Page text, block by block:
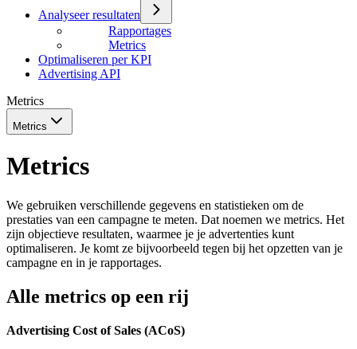
Analyseer resultaten
Rapportages
Metrics
Optimaliseren per KPI
Advertising API
Metrics
Metrics
Metrics
We gebruiken verschillende gegevens en statistieken om de
prestaties van een campagne te meten. Dat noemen we metrics. Het
zijn objectieve resultaten, waarmee je je advertenties kunt
optimaliseren. Je komt ze bijvoorbeeld tegen bij het opzetten van je
campagne en in je rapportages.
Alle metrics op een rij
Advertising Cost of Sales (ACoS)